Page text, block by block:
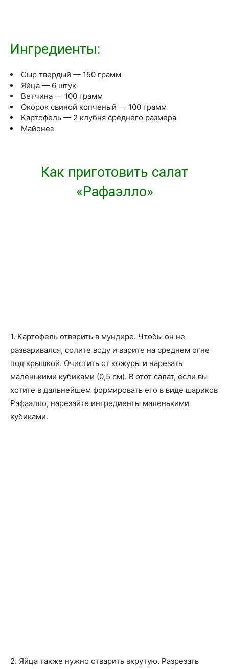
Ингредиенты:
Сыр твердый — 150 грамм
Яйца — 6 штук
Ветчина — 100 грамм
Окорок свиной копченый — 100 грамм
Картофель — 2 клубня среднего размера
Майонез
Как приготовить салат
«Рафаэлло»
1. Картофель отварить в мундире. Чтобы он не
разваривался, солите воду и варите на среднем огне
под крышкой. Очистить от кожуры и нарезать
маленькими кубиками (0,5 см). В этот салат, если вы
хотите в дальнейшем формировать его в виде шариков
Рафаэлло, нарезайте ингредиенты маленькими
кубиками.
2. Яйца также нужно отварить вкрутую. Разрезать